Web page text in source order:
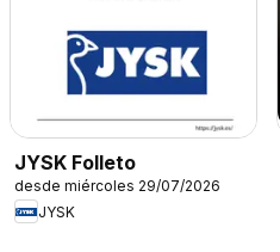
JYSK Folleto
desde miércoles 29/07/2026
JYSK